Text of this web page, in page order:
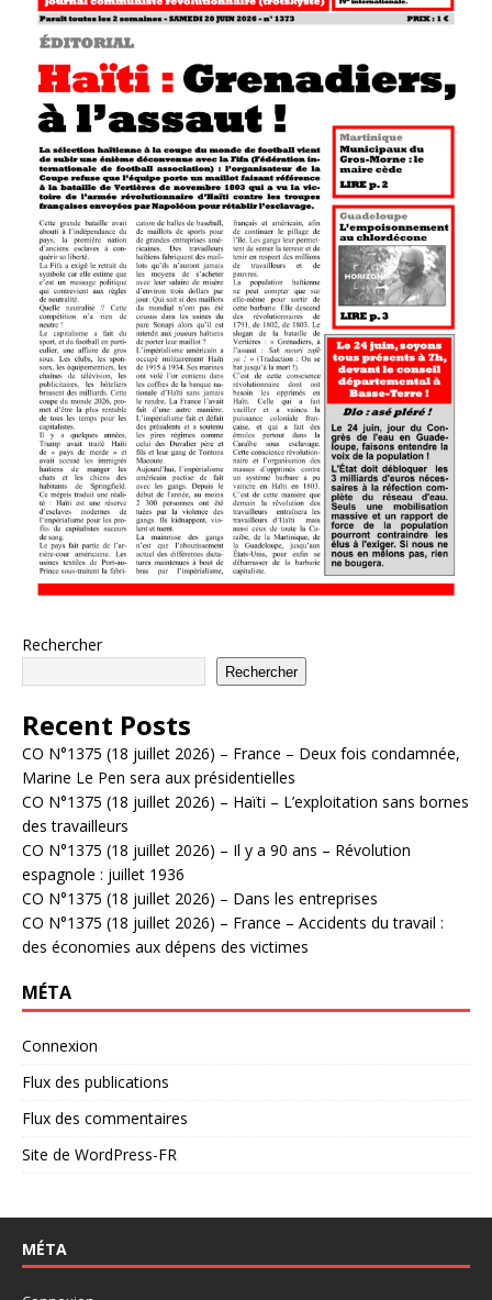
Rechercher
Rechercher
Recent Posts
CO N°1375 (18 juillet 2026) – France – Deux fois condamnée,
Marine Le Pen sera aux présidentielles
CO N°1375 (18 juillet 2026) – Haïti – L’exploitation sans bornes
des travailleurs
CO N°1375 (18 juillet 2026) – Il y a 90 ans – Révolution
espagnole : juillet 1936
CO N°1375 (18 juillet 2026) – Dans les entreprises
CO N°1375 (18 juillet 2026) – France – Accidents du travail :
des économies aux dépens des victimes
MÉTA
Connexion
Flux des publications
Flux des commentaires
Site de WordPress-FR
MÉTA